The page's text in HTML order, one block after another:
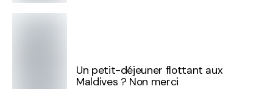
Un petit-déjeuner flottant aux
Maldives ? Non merci